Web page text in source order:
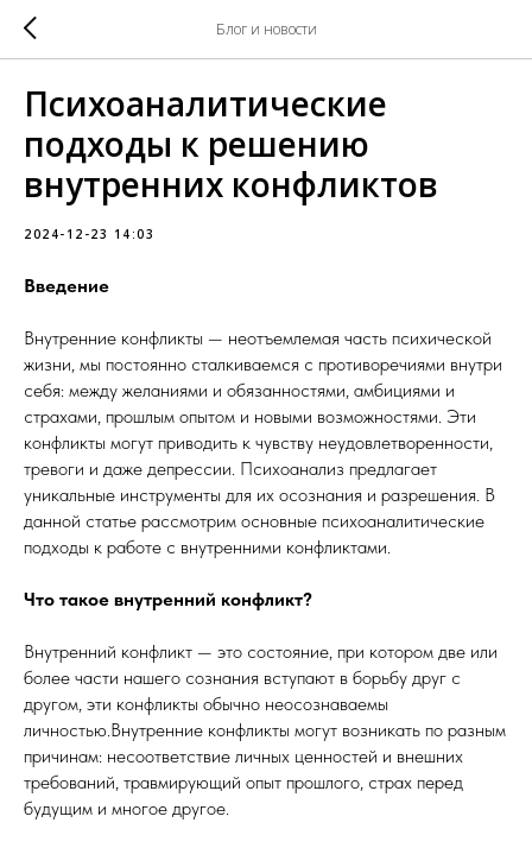
Блог и новости
Психоаналитические
подходы к решению
внутренних конфликтов
2024-12-23 14:03
Введение
Внутренние конфликты — неотъемлемая часть психической
жизни, мы постоянно сталкиваемся с противоречиями внутри
себя: между желаниями и обязанностями, амбициями и
страхами, прошлым опытом и новыми возможностями. Эти
конфликты могут приводить к чувству неудовлетворенности,
тревоги и даже депрессии. Психоанализ предлагает
уникальные инструменты для их осознания и разрешения. В
данной статье рассмотрим основные психоаналитические
подходы к работе с внутренними конфликтами.
Что такое внутренний конфликт?
Внутренний конфликт — это состояние, при котором две или
более части нашего сознания вступают в борьбу друг с
другом, эти конфликты обычно неосознаваемы
личностью.Внутренние конфликты могут возникать по разным
причинам: несоответствие личных ценностей и внешних
требований, травмирующий опыт прошлого, страх перед
будущим и многое другое.